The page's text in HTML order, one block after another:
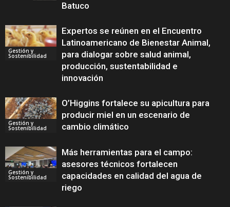
Batuco
Gestión y
Sostenibilidad
Expertos se reúnen en el Encuentro
Latinoamericano de Bienestar Animal,
para dialogar sobre salud animal,
producción, sustentabilidad e
innovación
Gestión y
Sostenibilidad
O’Higgins fortalece su apicultura para
producir miel en un escenario de
cambio climático
Gestión y
Sostenibilidad
Más herramientas para el campo:
asesores técnicos fortalecen
capacidades en calidad del agua de
riego